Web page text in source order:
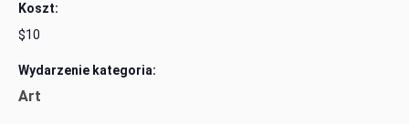
Koszt:
$10
Wydarzenie kategoria:
Art